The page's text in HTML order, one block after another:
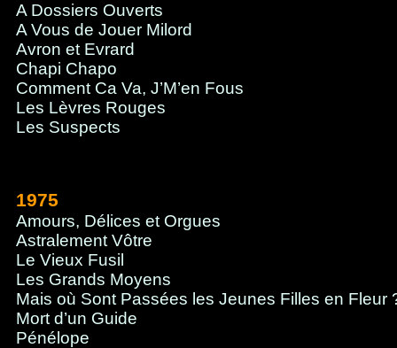
A Dossiers Ouverts
A Vous de Jouer Milord
Avron et Evrard
Chapi Chapo
Comment Ca Va, J’M’en Fous
Les Lèvres Rouges
Les Suspects
1975
Amours, Délices et Orgues
Astralement Vôtre
Le Vieux Fusil
Les Grands Moyens
Mais où Sont Passées les Jeunes Filles en Fleur
Mort d’un Guide
Pénélope